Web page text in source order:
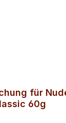
für
60g